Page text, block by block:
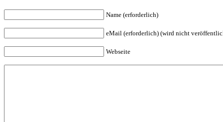
Name (erforderlich)
eMail (erforderlich) (wird nicht
Webseite